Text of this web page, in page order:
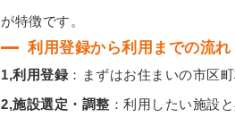
が特徴です。
利用登録から利用までの流れ
1,利用登録：まずはお住まいの市区
2,施設選定・調整 ：利用したい施設